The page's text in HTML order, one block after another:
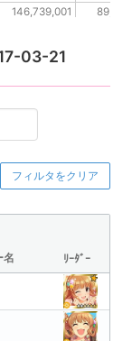
146,739,001
146,739,001
146,730,596
03-21
フィルタをクリア
名 ﾘｰﾀﾞｰ